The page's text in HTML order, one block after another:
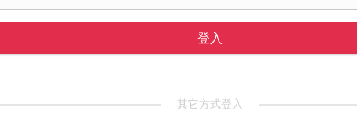
登入
其它方式登入